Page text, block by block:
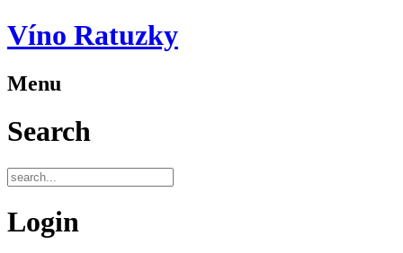
Víno Ratuzky
Menu
Search
Login